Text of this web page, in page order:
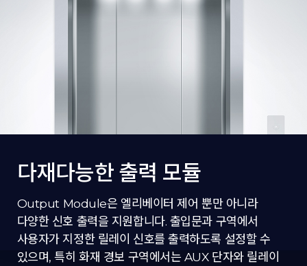
다재다능한 출력 모듈
Output Module은 엘리베이터 제어 뿐만 아니라
다양한 신호 출력을 지원합니다. 출입문과 구역에서
사용자가 지정한 릴레이 신호를 출력하도록 설정할 수
있으며, 특히 화재 경보 구역에서는 AUX 단자와 릴레이